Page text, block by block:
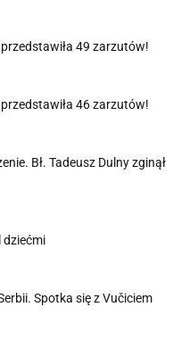
49 zarzutów!
46 zarzutów!
Bł. Tadeusz Dulny zginął
dziećmi
Spotka się z Vučiciem